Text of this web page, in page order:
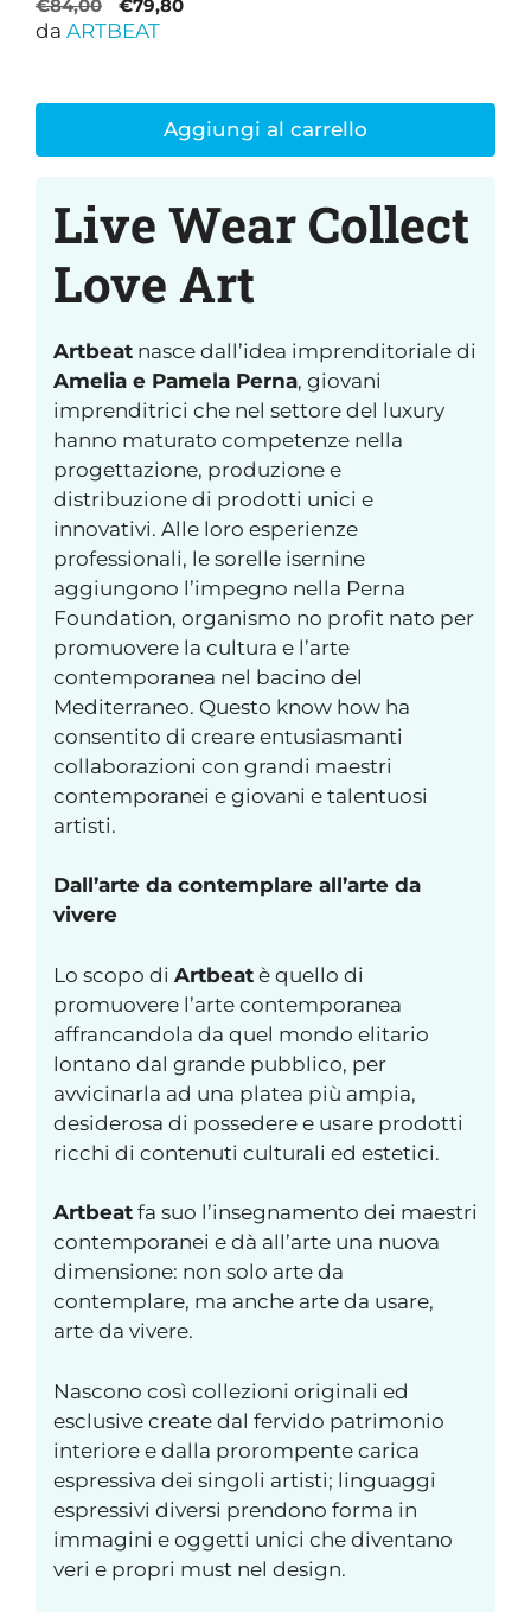
€84,00
Il
prezzo
€84,00.
€79,80Il
€79,80.
da ARTBEAT
Aggiungi al carrello
Live Wear Collect
Love Art
Artbeat nasce dall’idea imprenditoriale di
Amelia e Pamela Perna, giovani
imprenditrici che nel settore del luxury
hanno maturato competenze nella
progettazione, produzione e
distribuzione di prodotti unici e
innovativi. Alle loro esperienze
professionali, le sorelle isernine
aggiungono l’impegno nella Perna
Foundation, organismo no profit nato per
promuovere la cultura e l’arte
contemporanea nel bacino del
Mediterraneo. Questo know how ha
consentito di creare entusiasmanti
collaborazioni con grandi maestri
contemporanei e giovani e talentuosi
artisti.
Dall’arte da contemplare all’arte da
vivere
Lo scopo di Artbeat è quello di
promuovere l’arte contemporanea
affrancandola da quel mondo elitario
lontano dal grande pubblico, per
avvicinarla ad una platea più ampia,
desiderosa di possedere e usare prodotti
ricchi di contenuti culturali ed estetici.
Artbeat fa suo l’insegnamento dei maestri
contemporanei e dà all’arte una nuova
dimensione: non solo arte da
contemplare, ma anche arte da usare,
arte da vivere.
Nascono così collezioni originali ed
esclusive create dal fervido patrimonio
interiore e dalla prorompente carica
espressiva dei singoli artisti; linguaggi
espressivi diversi prendono forma in
immagini e oggetti unici che diventano
veri e propri must nel design.